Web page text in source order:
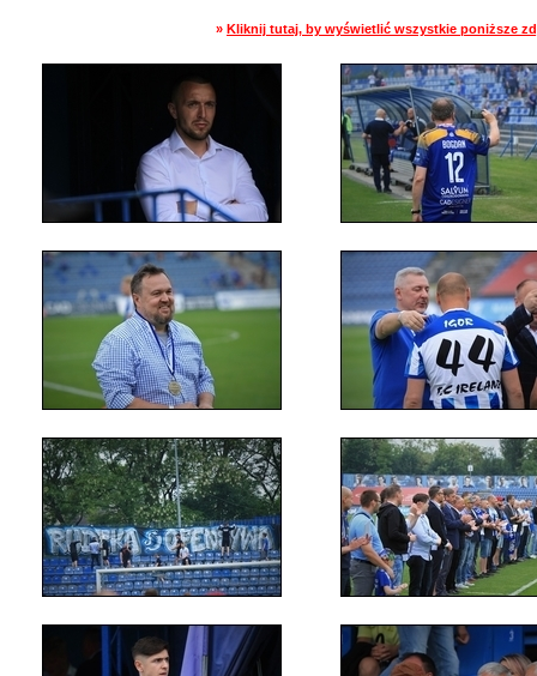
» Kliknij tutaj, by wyświetlić wszystkie poniższe